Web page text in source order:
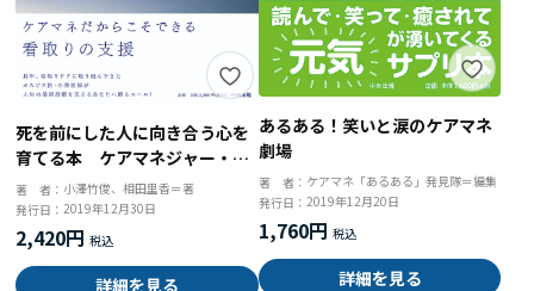
死を前にした人に向き合う心を
育てる本 ケアマネジャー・福
祉職・すべての援助者に届けた
い視点と看取りケア
著 者： 小澤竹俊、相田里香＝著
発行日：2019年12月30日
2,420円
詳細を見る
あるある！笑いと涙のケアマネ
劇場
著 者： ケアマネ「あるある」発見隊＝編集
発行日： 2019年12月20日
1,760円
詳細を見る